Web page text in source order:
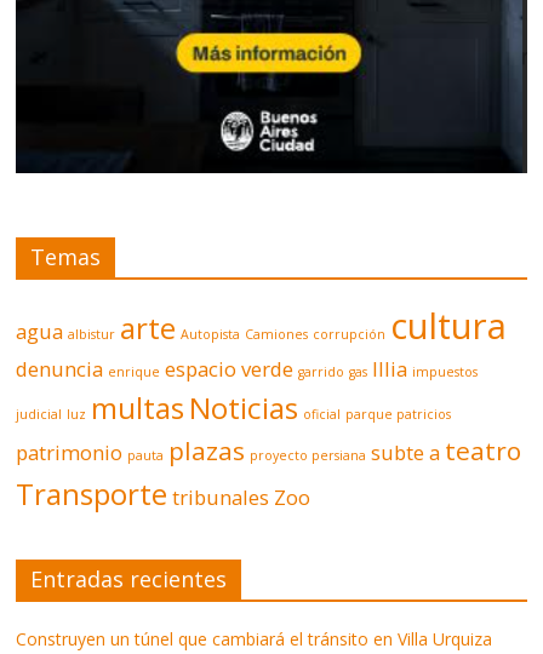
Temas
agua albistur arte Autopista Camiones corrupción cultura
denuncia enrique espacio verde garrido gas Illia impuestos
judicial luz multas Noticias oficial parque patricios
patrimonio pauta plazas proyecto persiana subte a teatro
Transporte tribunales Zoo
Entradas recientes
Construyen un túnel que cambiará el tránsito en Villa Urquiza